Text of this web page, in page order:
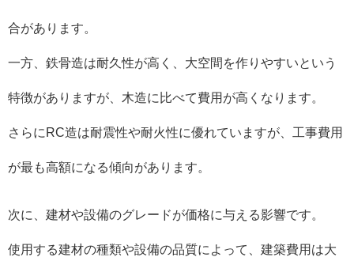
合があります。
一方、鉄骨造は耐久性が高く、大空間を作りやすいという
特徴がありますが、木造に比べて費用が高くなります。
さらにRC造は耐震性や耐火性に優れていますが、工事費用
が最も高額になる傾向があります。
次に、建材や設備のグレードが価格に与える影響です。
使用する建材の種類や設備の品質によって、建築費用は大